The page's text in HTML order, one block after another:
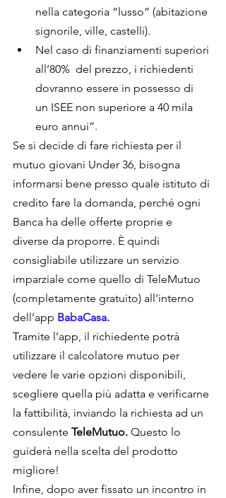
nella categoria “lusso” (abitazione
signorile, ville, castelli).
Nel caso di finanziamenti superiori
all’80%  del prezzo, i richiedenti
dovranno essere in possesso di
un ISEE non superiore a 40 mila
euro annui”.
Se si decide di fare richiesta per il
mutuo giovani Under 36, bisogna
informarsi bene presso quale istituto di
credito fare la domanda, perché ogni
Banca ha delle offerte proprie e
diverse da proporre. È quindi
consigliabile utilizzare un servizio
imparziale come quello di TeleMutuo
(completamente gratuito) all’interno
dell’app BabaCasa.
Tramite l’app, il richiedente potrà
utilizzare il calcolatore mutuo per
vedere le varie opzioni disponibili,
scegliere quella più adatta e verificarne
la fattibilità, inviando la richiesta ad un
consulente TeleMutuo. Questo lo
guiderà nella scelta del prodotto
migliore!
Infine, dopo aver fissato un incontro in